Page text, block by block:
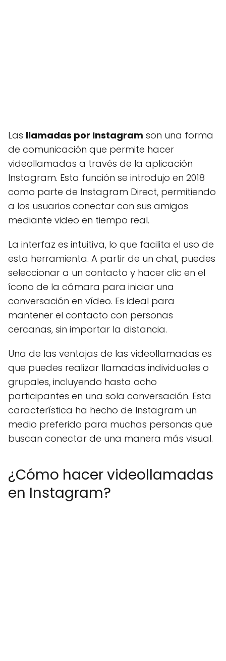
Las llamadas por Instagram son una forma
de comunicación que permite hacer
videollamadas a través de la aplicación
Instagram. Esta función se introdujo en 2018
como parte de Instagram Direct, permitiendo
a los usuarios conectar con sus amigos
mediante video en tiempo real.
La interfaz es intuitiva, lo que facilita el uso de
esta herramienta. A partir de un chat, puedes
seleccionar a un contacto y hacer clic en el
ícono de la cámara para iniciar una
conversación en vídeo. Es ideal para
mantener el contacto con personas
cercanas, sin importar la distancia.
Una de las ventajas de las videollamadas es
que puedes realizar llamadas individuales o
grupales, incluyendo hasta ocho
participantes en una sola conversación. Esta
característica ha hecho de Instagram un
medio preferido para muchas personas que
buscan conectar de una manera más visual.
¿Cómo hacer videollamadas
en Instagram?